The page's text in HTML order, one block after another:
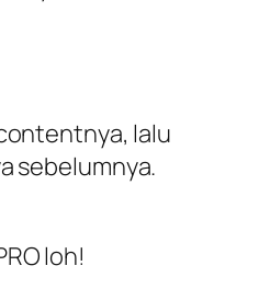
lalu
sebelumnya.
loh!